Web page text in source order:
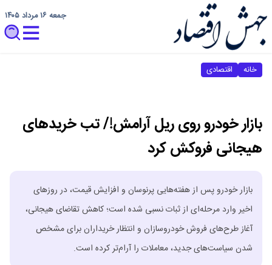
جمعه ۱۶ مرداد ۱۴۰۵
خانه اقتصادی
بازار خودرو روی ریل آرامش!/ تب خرید‌های
هیجانی فروکش کرد
بازار خودرو پس از هفته‌هایی پرنوسان و افزایش قیمت، در روز‌های
اخیر وارد مرحله‌ای از ثبات نسبی شده است؛ کاهش تقاضای هیجانی،
آغاز طرح‌های فروش خودروسازان و انتظار خریداران برای مشخص
شدن سیاست‌های جدید، معاملات را آرام‌تر کرده است.